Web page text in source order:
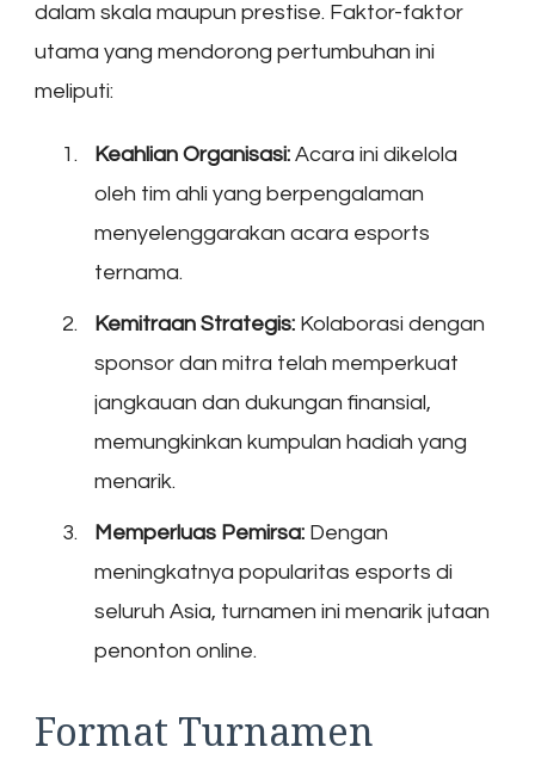
dalam skala maupun prestise. Faktor-faktor
utama yang mendorong pertumbuhan ini
meliputi:
Keahlian Organisasi: Acara ini dikelola
oleh tim ahli yang berpengalaman
menyelenggarakan acara esports
ternama.
Kemitraan Strategis: Kolaborasi dengan
sponsor dan mitra telah memperkuat
jangkauan dan dukungan finansial,
memungkinkan kumpulan hadiah yang
menarik.
Memperluas Pemirsa: Dengan
meningkatnya popularitas esports di
seluruh Asia, turnamen ini menarik jutaan
penonton online.
Format Turnamen